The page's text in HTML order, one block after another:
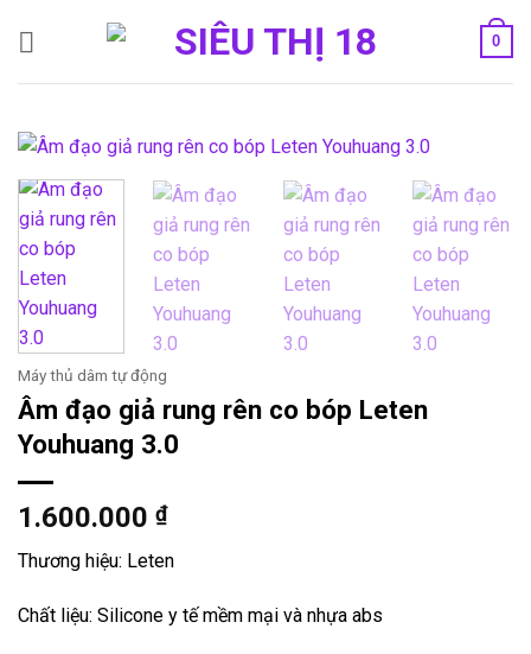
0
Máy thủ dâm tự động
Âm đạo giả rung rên co bóp Leten
Youhuang 3.0
1.600.000 ₫
Thương hiệu: Leten
Chất liệu: Silicone y tế mềm mại và nhựa abs